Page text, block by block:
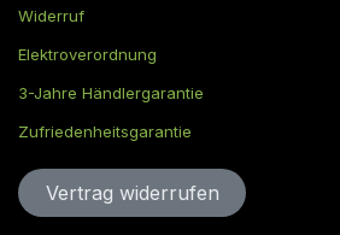
Widerruf
Elektroverordnung
3-Jahre Händlergarantie
Zufriedenheitsgarantie
Vertrag widerru​​​​​​​​​​fen